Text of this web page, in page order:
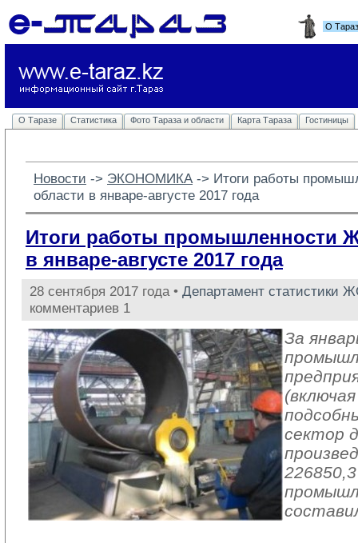
О
О Таразе Статистика Фото Тараза и области Карта Тараза Гостиницы
Новости -> ЭКОНОМИКА -> Итоги работы
области в январе-августе 2017 года
Итоги работы промышленности
в январе-августе 2017 года
28 сентября 2017 года • Департамент статистики
комментариев 1
За
сектор